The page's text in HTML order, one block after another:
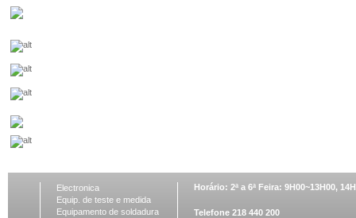
Electronica
Equip. de teste e medida
Equipamento de soldadura
Horário: 2ª a 6ª Feira: 9H00~13H00,
Telefone 218 440 200